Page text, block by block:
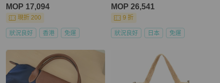
MOP 17,094
現折 200
狀況良好 香港 免運
MOP 26,541
9 折
狀況良好 日本 免運